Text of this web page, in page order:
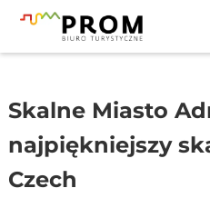
Skalne Miasto
najpiękniejszy
Czech